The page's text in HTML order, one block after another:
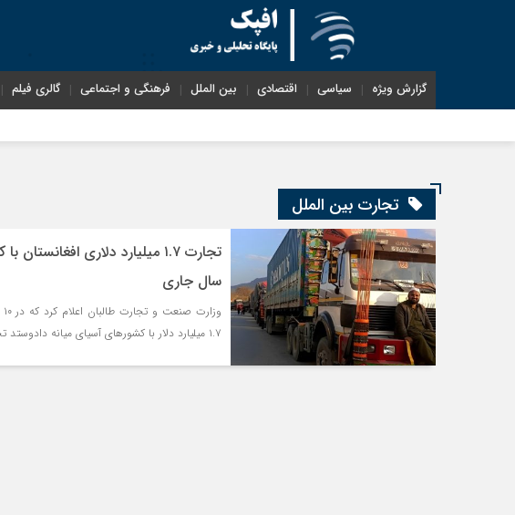
گزارش ویژه سیاسی اقتصادی بین الملل فرهنگی و اجتماعی گالری فیلم
تجارت بین الملل
سال جاری
۱.۷ میلیارد دلار با کشورهای آسیای میانه دادوستد تجاری داشته است.